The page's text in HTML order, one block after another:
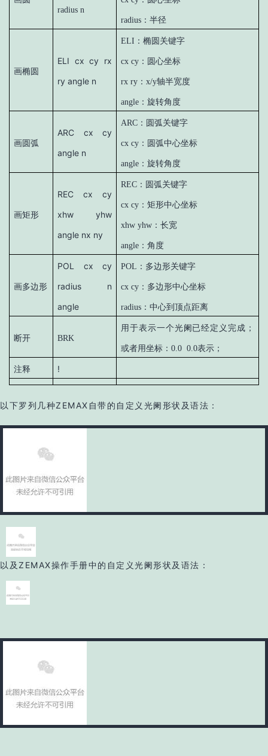
radius n
radius：半径
画椭圆
ELI cx cy rx
ry angle n
ELI：椭圆关键字
cx cy：圆心坐标
rx ry：x/y轴半宽度
angle：旋转角度
画圆弧
ARC cx cy
angle n
ARC：圆弧关键字
cx cy：圆弧中心坐标
angle：旋转角度
画矩形
REC cx cy
xhw yhw
angle nx ny
REC：圆弧关键字
cx cy：矩形中心坐标
xhw yhw：长宽
angle：角度
画多边形
POL cx cy
radius n
angle
POL：多边形关键字
cx cy：多边形中心坐标
radius：中心到顶点距离
断开 BRK
用于表示一个光阑已经定义完成；
或者用坐标：0.0 0.0表示；
注释 !
以下罗列几种ZEMAX自带的自定义光阑形状及语法：
以及ZEMAX操作手册中的自定义光阑形状及语法：